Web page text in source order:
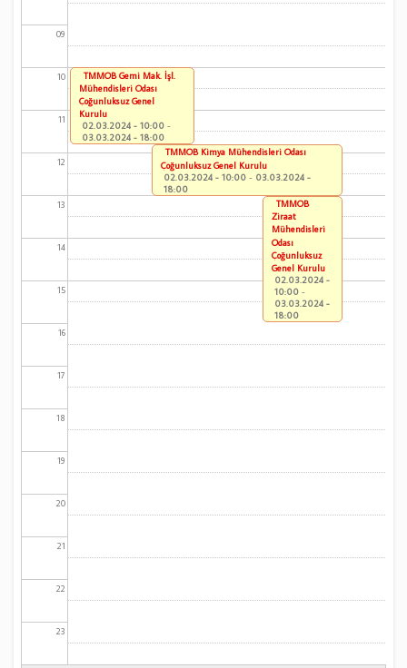
09
10
11
12
13
14
15
16
17
18
19
20
21
22
23
TMMOB Gemi Mak. İşl.
Mühendisleri Odası
Çoğunluksuz Genel
Kurulu
02.03.2024 - 10:00 -
03.03.2024 - 18:00
TMMOB Kimya Mühendisleri Odası
Çoğunluksuz Genel Kurulu
02.03.2024 - 10:00- 03.03.2024 -
18:00
TMMOB
Ziraat
Mühendisleri
Odası
Çoğunluksuz
Genel Kurulu
02.03.2024 -
10:00-
03.03.2024 -
18:00